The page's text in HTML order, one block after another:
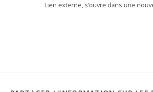
Lien externe, s’ouvre dans une